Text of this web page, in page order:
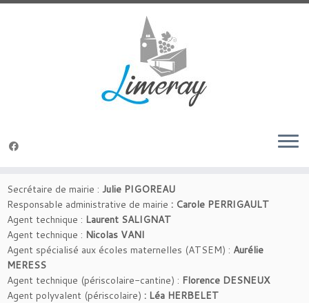
Le personnel communal
Secrétaire de mairie : Julie PIGOREAU
Responsable administrative de mairie : Carole PERRIGAULT
Agent technique : Laurent SALIGNAT
Agent technique : Nicolas VANI
Agent spécialisé aux écoles maternelles (ATSEM) : Aurélie
MERESS
Agent technique (périscolaire-cantine) : Florence DESNEUX
Agent polyvalent (périscolaire) : Léa HERBELET